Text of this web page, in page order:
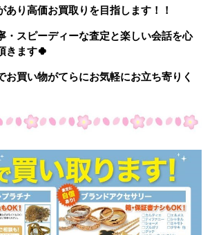
あり高価お買取りを目指します！！
・スピーディーな査定と楽しい会話を心
きます🍀
お買い物がてらにお気軽にお立ち寄りく